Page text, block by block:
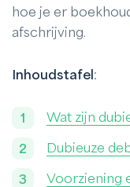
hoe je er
afschrijving.
Inhoudstafel :
Wat zijn
Dubieuze
Voorziening